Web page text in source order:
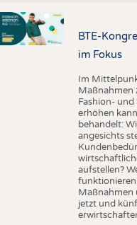
BTE-
im Fokus
Im
Maßnahmen
Fashion-
erhöhen
behandelt:
angesichts
aufstellen?
funktionieren
Maßnahmen
jetzt und